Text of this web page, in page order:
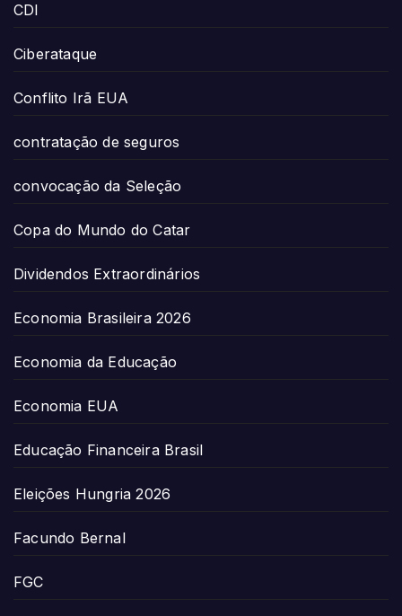
CDI
Ciberataque
Conflito Irã EUA
contratação de seguros
convocação da Seleção
Copa do Mundo do Catar
Dividendos Extraordinários
Economia Brasileira 2026
Economia da Educação
Economia EUA
Educação Financeira Brasil
Eleições Hungria 2026
Facundo Bernal
FGC